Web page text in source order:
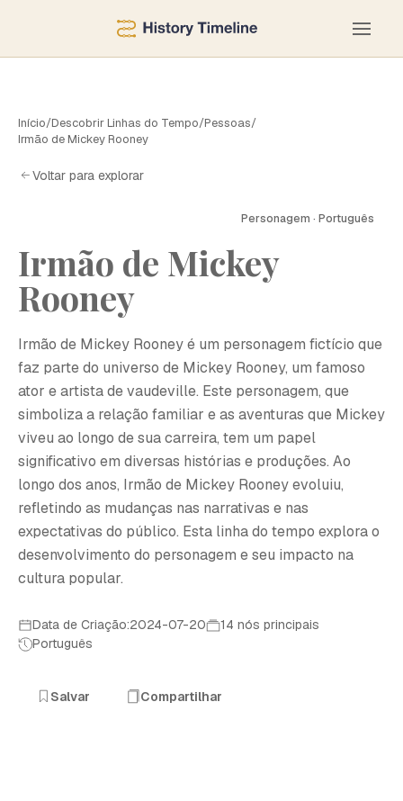
Início/Descobrir Linhas do Tempo/Pessoas/
Irmão de Mickey Rooney
Voltar para explorar
Personagem · Português
Irmão de Mickey
Rooney
Irmão de Mickey Rooney é um personagem fictício que
faz parte do universo de Mickey Rooney, um famoso
ator e artista de vaudeville. Este personagem, que
simboliza a relação familiar e as aventuras que Mickey
viveu ao longo de sua carreira, tem um papel
significativo em diversas histórias e produções. Ao
longo dos anos, Irmão de Mickey Rooney evoluiu,
refletindo as mudanças nas narrativas e nas
expectativas do público. Esta linha do tempo explora o
desenvolvimento do personagem e seu impacto na
cultura popular.
Data de Criação:2024-07-20
14 nós principais
Português
Salvar Compartilhar